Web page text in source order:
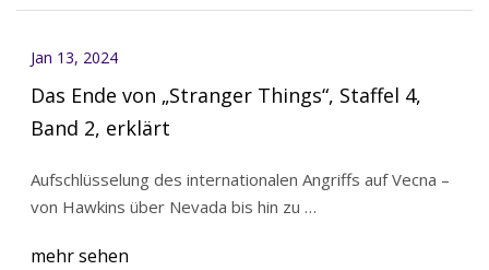
Jan 13, 2024
Das Ende von „Stranger Things“, Staffel 4,
Band 2, erklärt
Aufschlüsselung des internationalen Angriffs auf Vecna ​​–
von Hawkins über Nevada bis hin zu …
mehr sehen